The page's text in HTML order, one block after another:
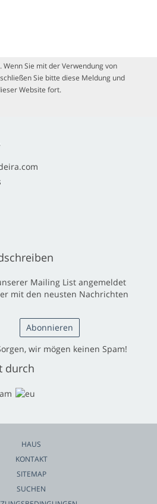
Wenn Sie mit der Verwendung von
Sie bitte diese Meldung und
Website fort.
Mailing List angemeldet
mit den neusten Nachrichten
wir mögen keinen Spam!
durch
HAUS
KONTAKT
SITEMAP
SUCHEN